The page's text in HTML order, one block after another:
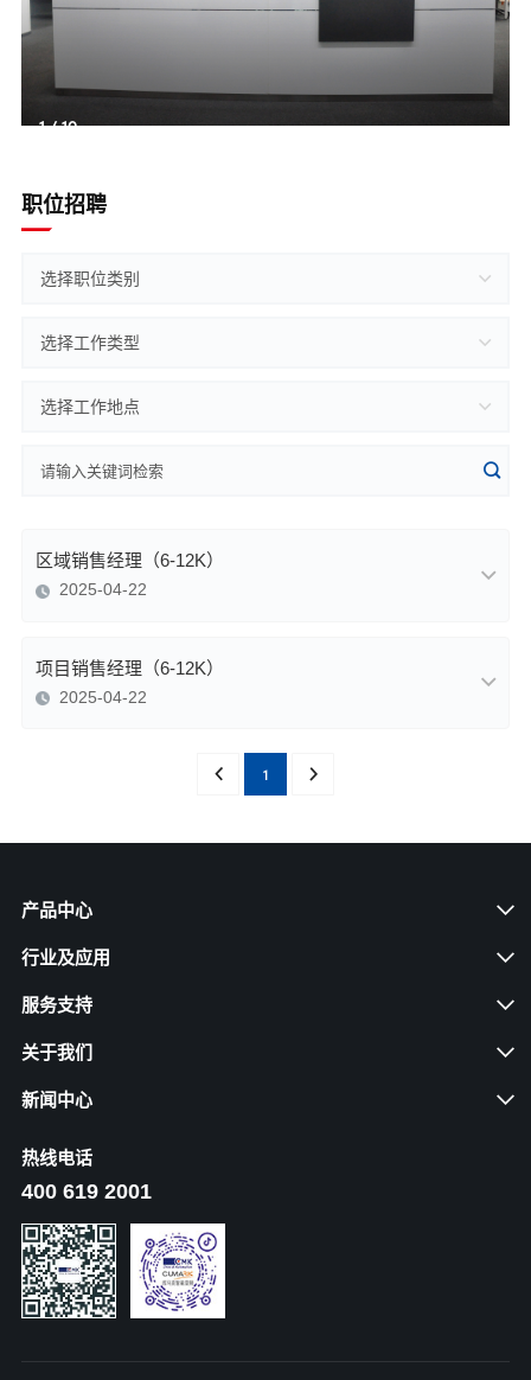
1 / 10
1 / 5
1 / 5
1 / 11
职位招聘
选择职位类别
选择工作类型
选择工作地点
区域销售经理（6-12K）
2025-04-22
项目销售经理（6-12K）
2025-04-22
1
产品中心
行业及应用
服务支持
关于我们
新闻中心
热线电话
400 619 2001